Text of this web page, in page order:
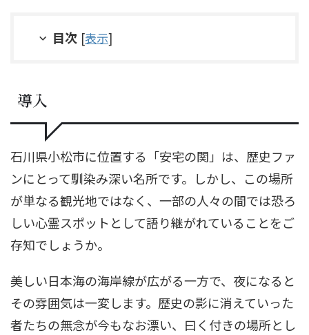
目次 [表示]
導入
石川県小松市に位置する「安宅の関」は、歴史ファ
ンにとって馴染み深い名所です。しかし、この場所
が単なる観光地ではなく、一部の人々の間では恐ろ
しい心霊スポットとして語り継がれていることをご
存知でしょうか。
美しい日本海の海岸線が広がる一方で、夜になると
その雰囲気は一変します。歴史の影に消えていった
者たちの無念が今もなお漂い、曰く付きの場所とし